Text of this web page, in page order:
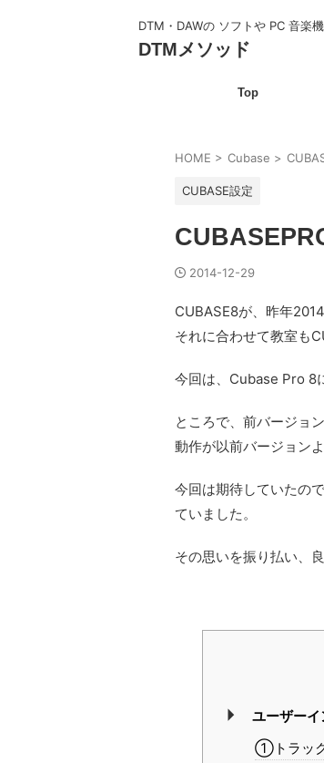
DTM・DAWの ソフトや PC 音楽
DTMメソッド
Top
HOME > Cubase >
CUBASE設定
2014-12-29
CUBASE8が、昨年
それに合わせて教室も
今回は、Cubase Pro 8
ところで、前バージョ
動作が以前バージョン
今回は期待していたの
ていました。
その思いを振り払い、
ユーザー
①トラック